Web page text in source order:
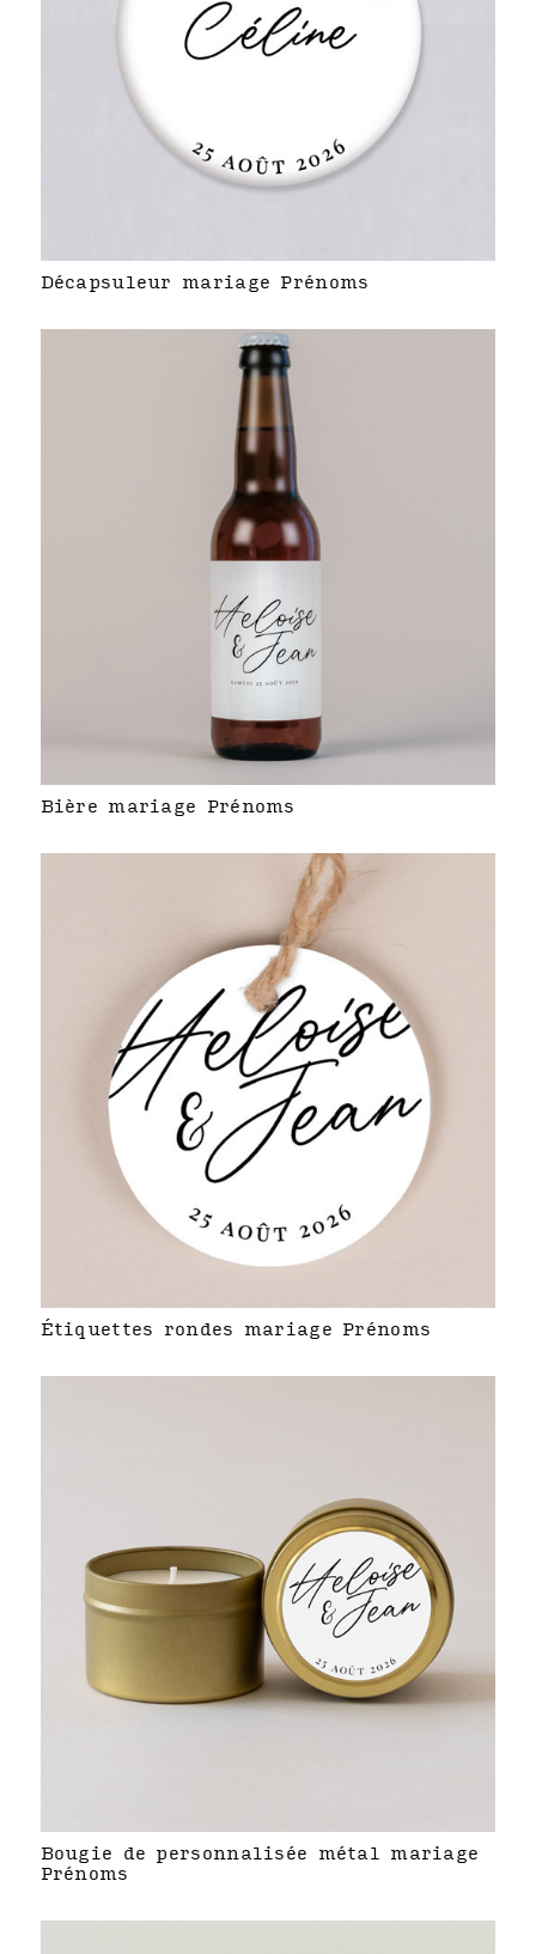
Décapsuleur mariage Prénoms
Bière mariage Prénoms
Étiquettes rondes mariage Prénoms
Bougie de personnalisée métal mariage
Prénoms